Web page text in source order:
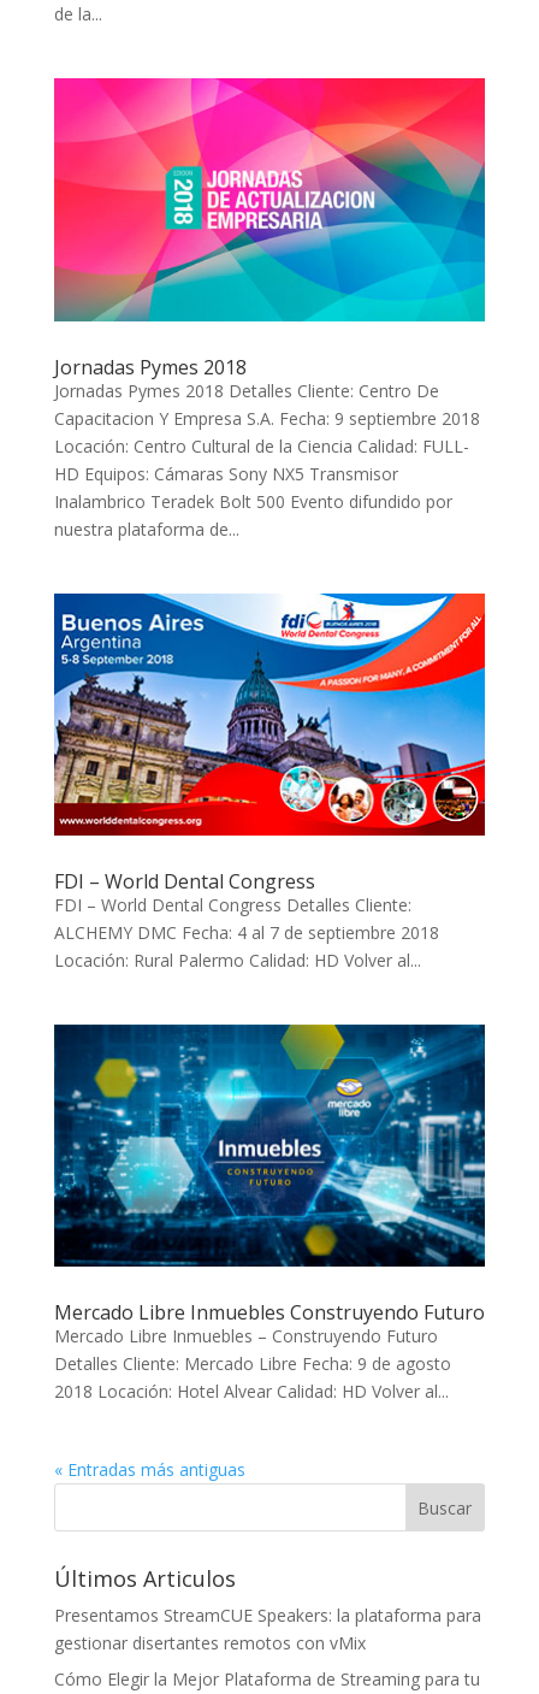
de la...
Jornadas Pymes 2018
Jornadas Pymes 2018 Detalles Cliente: Centro De
Capacitacion Y Empresa S.A. Fecha: 9 septiembre 2018
Locación: Centro Cultural de la Ciencia Calidad: FULL-
HD Equipos: Cámaras Sony NX5 Transmisor
Inalambrico Teradek Bolt 500 Evento difundido por
nuestra plataforma de...
FDI – World Dental Congress
FDI – World Dental Congress Detalles Cliente:
ALCHEMY DMC Fecha: 4 al 7 de septiembre 2018
Locación: Rural Palermo Calidad: HD Volver al...
Mercado Libre Inmuebles Construyendo Futuro
Mercado Libre Inmuebles – Construyendo Futuro
Detalles Cliente: Mercado Libre Fecha: 9 de agosto
2018 Locación: Hotel Alvear Calidad: HD Volver al...
« Entradas más antiguas
Últimos Articulos
Presentamos StreamCUE Speakers: la plataforma para
gestionar disertantes remotos con vMix
Cómo Elegir la Mejor Plataforma de Streaming para tu